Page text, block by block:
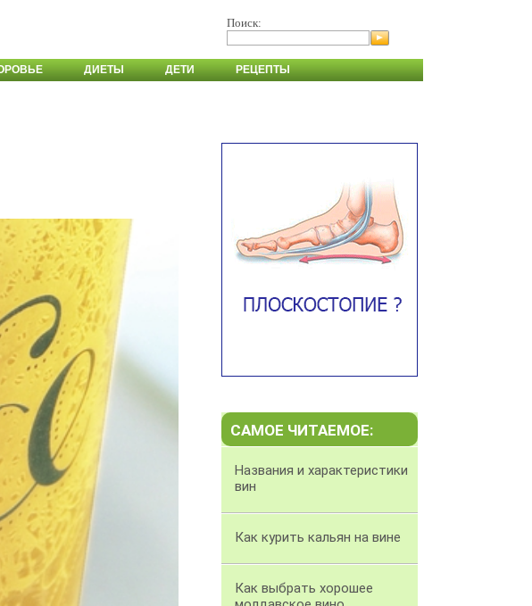
Поиск:
ДИЕТЫ ДЕТИ РЕЦЕПТЫ
САМОЕ ЧИТАЕМОЕ:
Названия и характеристики
вин
Как курить кальян на вине
Как выбрать хорошее